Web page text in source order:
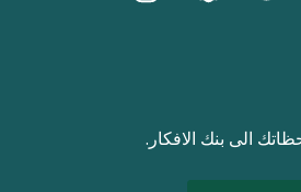
الى بنك الافكار.